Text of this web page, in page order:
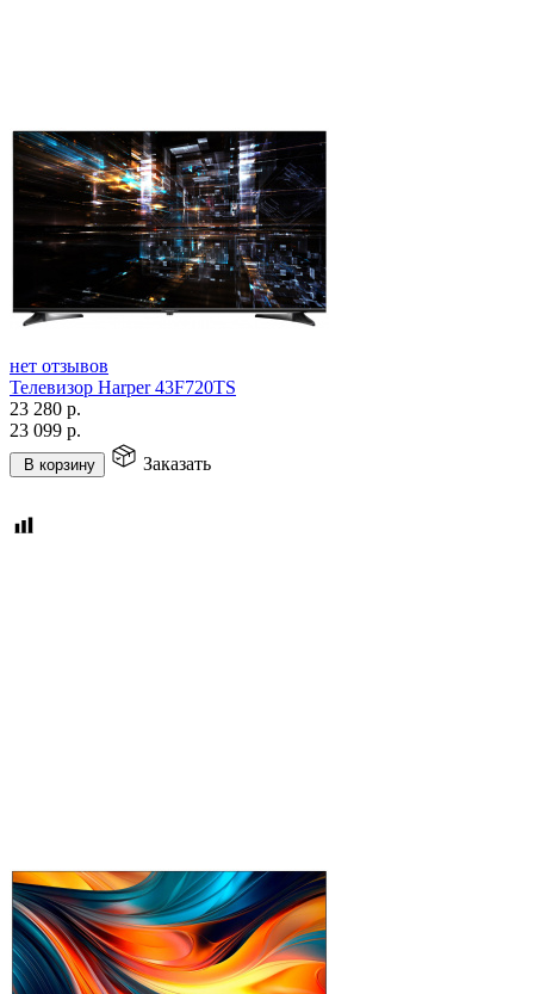
нет отзывов
Телевизор Harper 43F720TS
23 280 р.
23 099 р.
В корзину Заказать